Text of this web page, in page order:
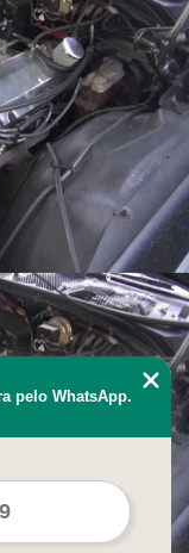
pelo WhatsApp.